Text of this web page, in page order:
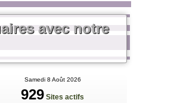
avec notre
Samedi 8 Août 2026
929 Sites actifs